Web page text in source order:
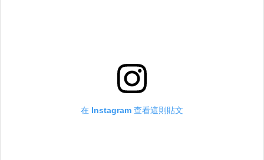
在 Instagram 查看這則貼文